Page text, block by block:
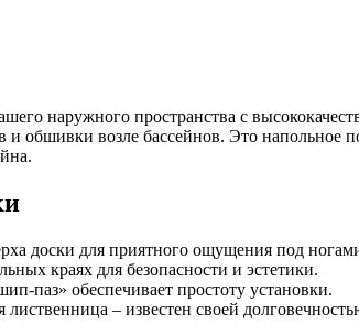
наружного пространства с
обшивки возле бассейнов. Это напольное
доски для приятного ощущения под
краях для безопасности и эстетики.
паз» обеспечивает простоту установки.
– известен своей